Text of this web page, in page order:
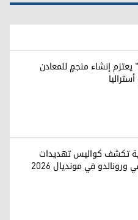
يعتزم إنشاء منجمٍ للمعادن
تكشف كواليس تهديدات
في مونديال 2026